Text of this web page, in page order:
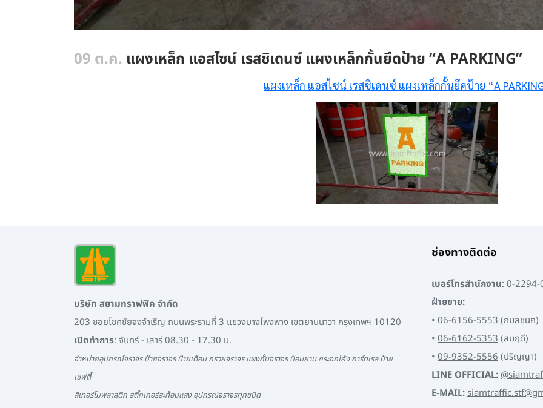
09 ต.ค. แผงเหล็ก แอสไซน์ เรสซิเดนซ์ แผงเหล็กกั้นยึดป้าย “A PARKING”
แผงเหล็ก แอสไซน์ เรสซิเดนซ์ แผงเหล็กกั้นยึดป้าย “A
บริษัท สยามทราฟฟิค จำกัด
203 ซอยโชคชัยจงจำเริญ ถนนพระรามที่ 3 แขวงบางโพงพาง เขตยานนาวา กรุงเทพฯ 10120
เปิดทำการ: จันทร์ - เสาร์ 08.30 - 17.30 น.
จำหน่ายอุปกรณ์จราจร ป้ายจราจร ป้ายเตือน กรวยจราจร แผงกั้นจราจร ป้อมยาม กระจกโค้ง การ์ดเรล ป้าย
เซฟตี้
สีเทอร์โมพลาสติก สติ๊กเกอร์สะท้อนแสง อุปกรณ์จราจรทุกชนิด
ช่องทางติดต่อ
เบอร์โทรสำนักงาน: 0-
ฝ่ายขาย:
• 06-6156-5553(กมลชนก)
• 06-6162-5353(สมฤดี)
• 09-9352-5556(ปริญญา)
LINE OFFICIAL:
E-MAIL: